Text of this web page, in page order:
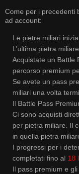
Come per i precedenti
ad account:
Le pietre miliari
L’ultima pietra
Acquistate un Battle
percorso premium
Se avete un pass
miliari una volta
Il Battle Pass
Ci sono acquisti
per pietra miliare. Il
in quella pietra
I progressi per i
completati fino al 18
Il pass premium e